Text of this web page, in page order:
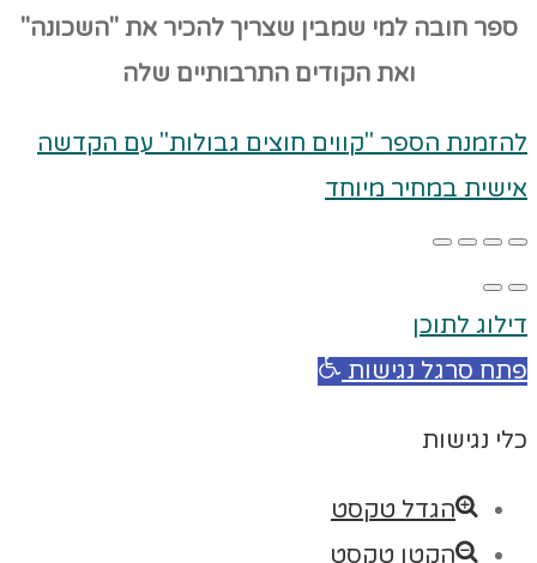
ספר חובה למי שמבין שצריך להכיר את "השכונה"
ואת הקודים התרבותיים שלה
להזמנת הספר "קווים חוצים גבולות" עם הקדשה
אישית במחיר מיוחד
דילוג לתוכן
פתח סרגל נגישות
כלי נגישות
הגדל טקסט
הקטן טקסט